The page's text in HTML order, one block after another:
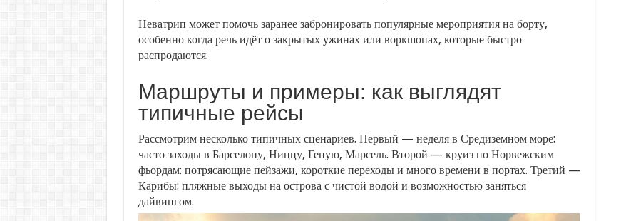
Неватрип может помочь заранее забронировать популярные мероприятия на борту,
особенно когда речь идёт о закрытых ужинах или воркшопах, которые быстро
распродаются.
Маршруты и примеры: как выглядят
типичные рейсы
Рассмотрим несколько типичных сценариев. Первый — неделя в Средиземном море:
часто заходы в Барселону, Ниццу, Геную, Марсель. Второй — круиз по Норвежским
фьордам: потрясающие пейзажи, короткие переходы и много времени в портах. Третий —
Карибы: пляжные выходы на острова с чистой водой и возможностью заняться
дайвингом.